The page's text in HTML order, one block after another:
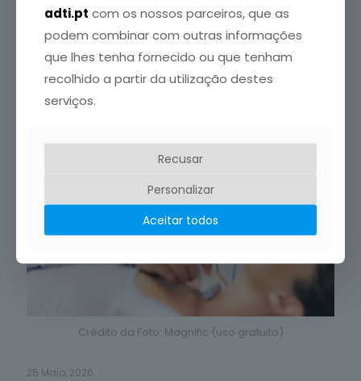
como doença crónica em Portugal
Leia mais
Crédito da Foto: Magnific (uso gratuito)
25 Maio, 2026
adti.pt com os nossos parceiros, que as
podem combinar com outras informações
que lhes tenha fornecido ou que tenham
recolhido a partir da utilização destes
serviços.
Recusar
Personalizar
Aceitar todos